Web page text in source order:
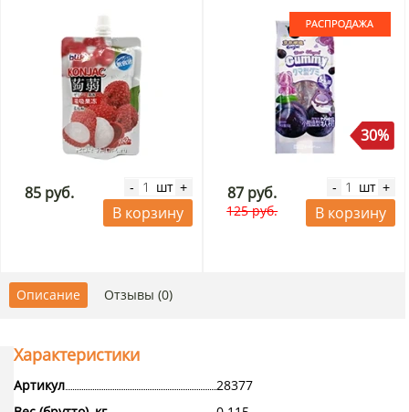
85 руб. - шт +
В корзину
01.09.2026. Распродажа
30%
87 руб.
125 руб.
- шт +
В корзину
Описание Отзывы (0)
Характеристики
Артикул
28377